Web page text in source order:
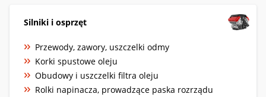
Silniki i osprzęt
Przewody, zawory, uszczelki odmy
Korki spustowe oleju
Obudowy i uszczelki filtra oleju
Rolki napinacza, prowadzące paska rozrządu